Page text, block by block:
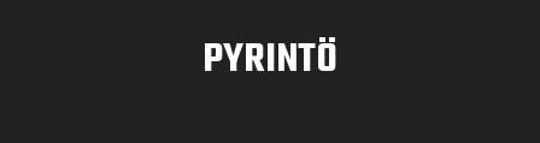
PYRINTÖ